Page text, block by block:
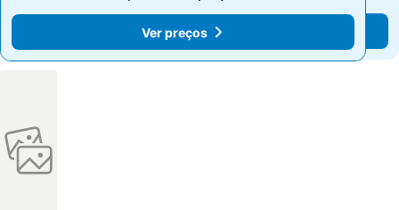
Ver preços
Ver preços